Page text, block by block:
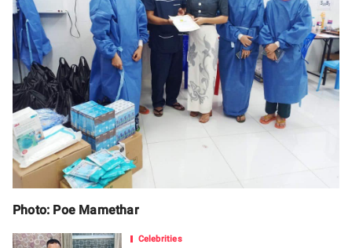
Photo: Poe Mamethar
Celebrities